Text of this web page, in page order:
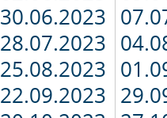
30.06.2023
28.07.2023
25.08.2023
22.09.2023